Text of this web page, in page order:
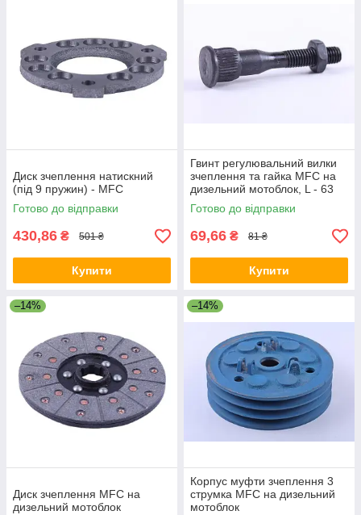
Диск зчеплення натискний
(під 9 пружин) - MFC
Готово до відправки
430,86 ₴ 501 ₴
Купити
Гвинт регулювальний вилки
зчеплення та гайка MFC на
дизельний мотоблок, L - 63
мм, різьблення - М8
Готово до відправки
69,66 ₴ 81 ₴
Купити
–14%
Диск зчеплення MFC на
дизельний мотоблок
–14%
Корпус муфти зчеплення 3
струмка MFC на дизельний
мотоблок